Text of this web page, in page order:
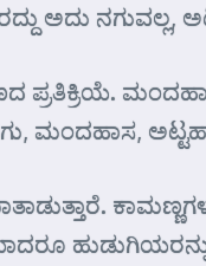
ಅದು ನಗುವಲ್ಲ,
ಪ್ರತಿಕ್ರಿಯೆ.
ಮಂದಹಾಸ,